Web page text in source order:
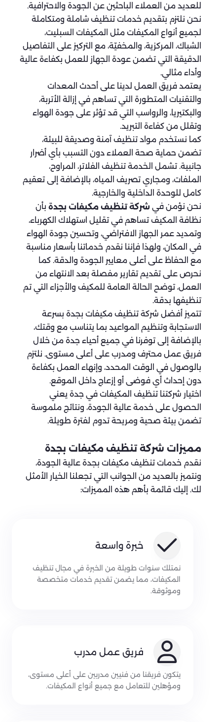
للعديد من العملاء الباحثين عن الجودة والاحترافية.
نحن نلتزم بتقديم خدمات تنظيف شاملة ومتكاملة
لجميع أنواع المكيفات مثل المكيفات السبليت،
الشباك، المركزية، والمخفيّة، مع التركيز على التفاصيل
الدقيقة التي تضمن عودة الجهاز للعمل بكفاءة عالية
وأداء مثالي.
يعتمد فريق العمل لدينا على أحدث المعدات
والتقنيات المتطورة التي تساهم في إزالة الأتربة،
والبكتيريا، والرواسب التي قد تؤثر على جودة الهواء
وتقلل من كفاءة التبريد.
كما نستخدم مواد تنظيف آمنة وصديقة للبيئة،
تضمن حماية صحة العملاء دون التسبب بأي أضرار
جانبية. تشمل الخدمة تنظيف الفلاتر، المراوح،
الملفات، ومجاري تصريف المياه، بالإضافة إلى تعقيم
كامل للوحدة الداخلية والخارجية.
نحن نؤمن في شركة تنظيف مكيفات بجدة بأن
نظافة المكيف تساهم في تقليل استهلاك الكهرباء،
وتمديد عمر الجهاز الافتراضي، وتحسين جودة الهواء
في المكان، ولهذا فإننا نقدم خدماتنا بأسعار مناسبة
مع الحفاظ على أعلى معايير الجودة والدقة. كما
نحرص على تقديم تقارير مفصلة بعد الانتهاء من
العمل، توضح الحالة العامة للمكيف والأجزاء التي تم
تنظيفها بدقة.
تتميز أفضل شركة تنظيف مكيفات بجدة بسرعة
الاستجابة وتنظيم المواعيد بما يتناسب مع وقتك،
بالإضافة إلى توفرنا في جميع أحياء جدة من خلال
فريق عمل محترف ومدرب على أعلى مستوى. نلتزم
بالوصول في الوقت المحدد، وإنهاء العمل بكفاءة
دون إحداث أي فوضى أو إزعاج داخل الموقع.
اختيار شركتنا تنظيف المكيفات في جدة يعني
الحصول على خدمة عالية الجودة، ونتائج ملموسة
تضمن بيئة صحية ومريحة تدوم لفترة طويلة.
مميزات شركة تنظيف مكيفات بجدة
نقدم خدمات تنظيف مكيفات بجدة عالية الجودة،
ونتميز بالعديد من الجوانب التي تجعلنا الخيار الأمثل
لك. إليك قائمة بأهم هذه المميزات:
خبرة واسعة
نمتلك سنوات طويلة من الخبرة في مجال تنظيف
المكيفات، مما يضمن تقديم خدمات متخصصة
وموثوقة.
فريق عمل مدرب
يتكون فريقنا من فنيين مدربين على أعلى مستوى،
ومؤهلين للتعامل مع جميع أنواع المكيفات.